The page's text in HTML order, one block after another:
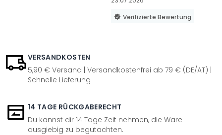
Verifizierte Bewertung
VERSANDKOSTEN
5,90 € Versand | Versandkostenfrei ab 79 € (DE/AT) |
Schnelle Lieferung
14 TAGE RÜCKGABERECHT
Du kannst dir 14 Tage Zeit nehmen, die Ware
ausgiebig zu begutachten.